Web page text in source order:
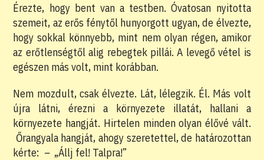
Érezte, hogy bent van a testben. Óvatosan nyitotta
szemeit, az erős fénytől hunyorgott ugyan, de élvezte,
hogy sokkal könnyebb, mint nem olyan régen, amikor
az erőtlenségtől alig rebegtek pillái. A levegő vétel is
egészen más volt, mint korábban.
Nem mozdult, csak élvezte. Lát, lélegzik. Él. Más volt
újra látni, érezni a környezete illatát, hallani a
környezete hangját. Hirtelen minden olyan élővé vált.
Őrangyala hangját, ahogy szeretettel, de határozottan
kérte: – „Állj fel! Talpra!”